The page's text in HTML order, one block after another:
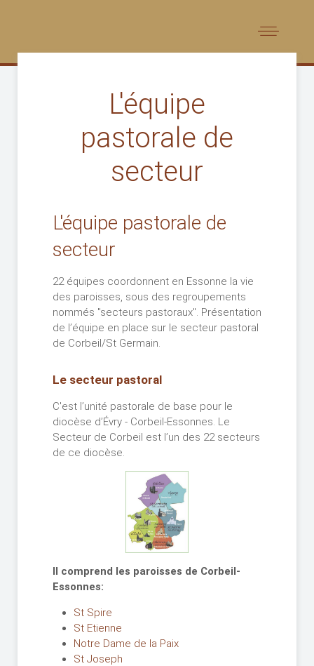
L'équipe
pastorale de
secteur
L'équipe pastorale de
secteur
22 équipes coordonnent en Essonne la vie
des paroisses, sous des regroupements
nommés "secteurs pastoraux". Présentation
de l’équipe en place sur le secteur pastoral
de Corbeil/St Germain.
Le secteur pastoral
C'est l’unité pastorale de base pour le
diocèse d’Évry - Corbeil-Essonnes. Le
Secteur de Corbeil est l’un des 22 secteurs
de ce diocèse.
Il comprend les paroisses de Corbeil-
Essonnes:
St Spire
St Etienne
Notre Dame de la Paix
St Joseph